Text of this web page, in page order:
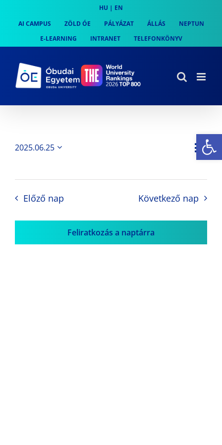
content
HU | EN
AI CAMPUS
ZÖLD ÓE PÁLYÁZAT ÁLLÁS
NEPTUN
E-LEARNING
INTRANET TELEFONKÖNYV
Nap
2025.06.25
Előző nap Következő nap
Feliratkozás a naptárra